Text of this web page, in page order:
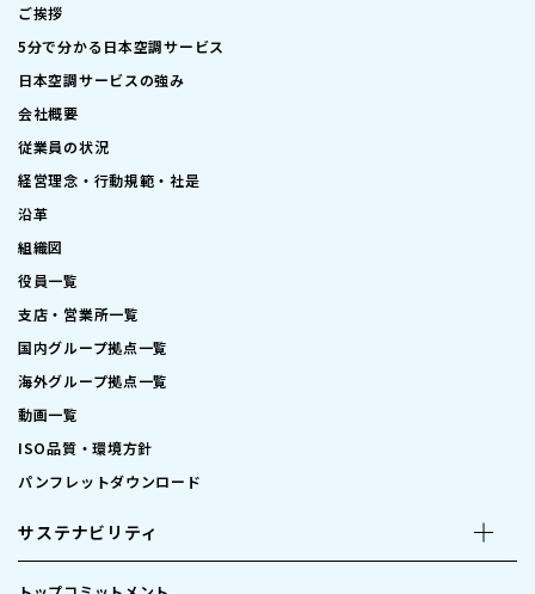
ご挨拶
5分で分かる日本空調サービス
日本空調サービスの強み
会社概要
従業員の状況
経営理念・行動規範・社是
沿革
組織図
役員一覧
支店・営業所一覧
国内グループ拠点一覧
海外グループ拠点一覧
動画一覧
ISO品質・環境方針
パンフレットダウンロード
サステナビリティ